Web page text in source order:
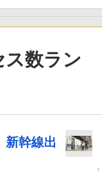
ス数ラン
新幹線出